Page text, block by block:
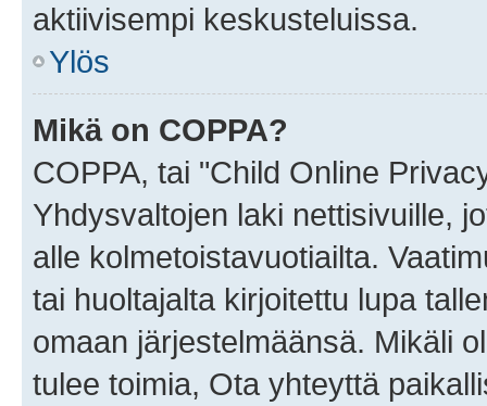
aktiivisempi keskusteluissa.
Ylös
Mikä on COPPA?
COPPA, tai "Child Online
Yhdysvaltojen laki nettisivuille,
alle kolmetoistavuotiailta.
tai huoltajalta kirjoitettu lupa
omaan järjestelmäänsä. Mikäli
tulee toimia, Ota yhteyttä